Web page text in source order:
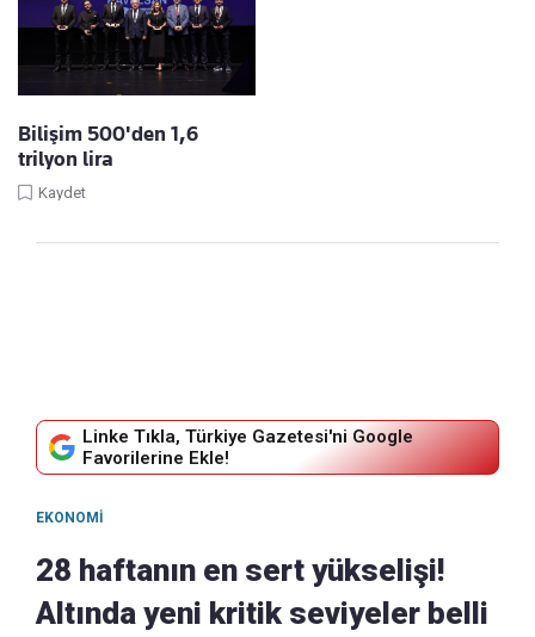
Bilişim 500'den 1,6
trilyon lira
Kaydet
Linke Tıkla, Türkiye Gazetesi'ni Google
Favorilerine Ekle!
EKONOMI
28 haftanın en sert yükselişi!
Altında yeni kritik seviyeler belli